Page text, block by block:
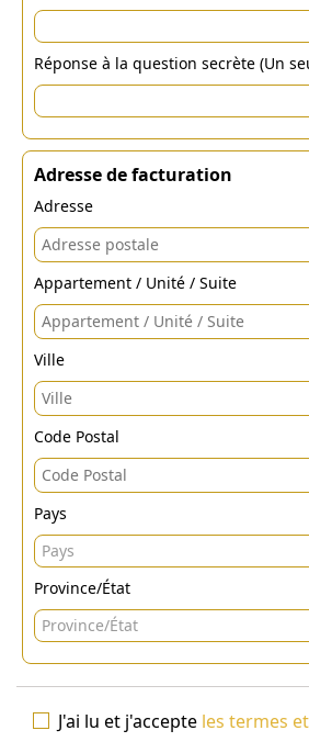
Réponse à la question secrète (Un
Adresse de facturation
Adresse
Appartement / Unité / Suite
Ville
Code Postal
Pays
Pays
Province/État
Province/État
J'ai lu et j'accepte les termes